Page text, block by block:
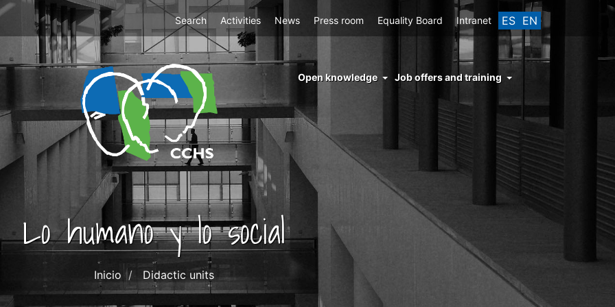
ES EN
Top
Menu
Search Activities News Press room Equality Board Intranet
menu
cchs
conocimiento
abierto
Open knowledge Job offers and training
Lo humano y lo social
Inicio Didactic units